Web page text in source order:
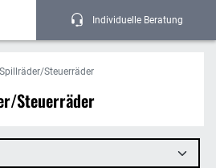
Individuelle Beratung
Steuerräder
Steuerräder